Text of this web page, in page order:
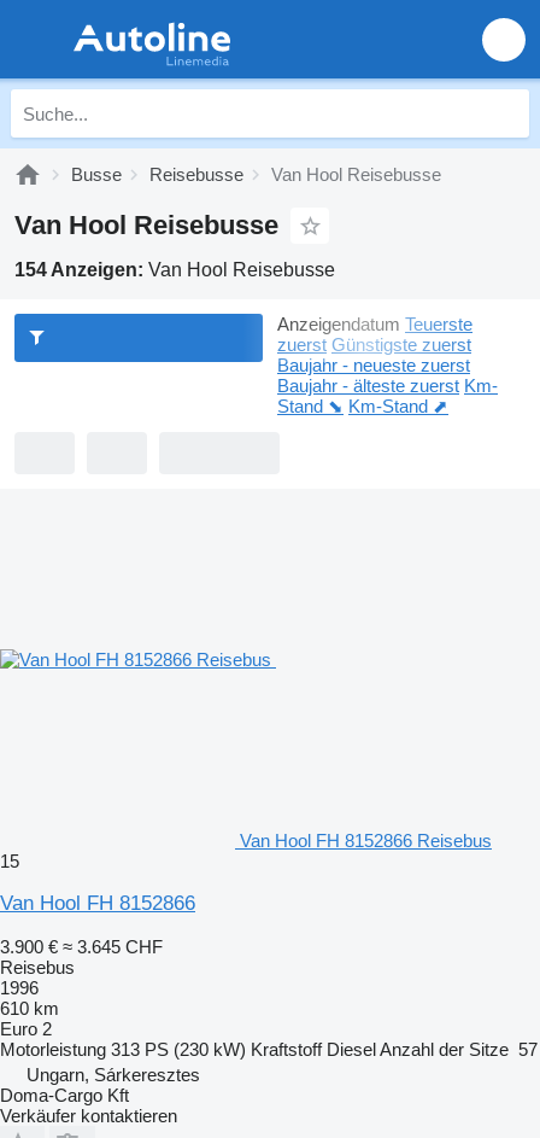
Busse Reisebusse Van Hool Reisebusse
Van Hool Reisebusse
154 Anzeigen: Van Hool Reisebusse
Anzeigendatum Teuerste
zuerst Günstigste zuerst
Baujahr - neueste zuerst
Baujahr - älteste zuerst Km-
Stand ⬊ Km-Stand ⬈
Van Hool FH 8152866 Reisebus
15
Van Hool FH 8152866
3.900 € ≈ 3.645 CHF
Reisebus
1996
610 km
Euro 2
Motorleistung 313 PS (230 kW) Kraftstoff DieselAnzahl der Sitze 57
Ungarn, Sárkeresztes
Doma-Cargo Kft
Verkäufer kontaktieren